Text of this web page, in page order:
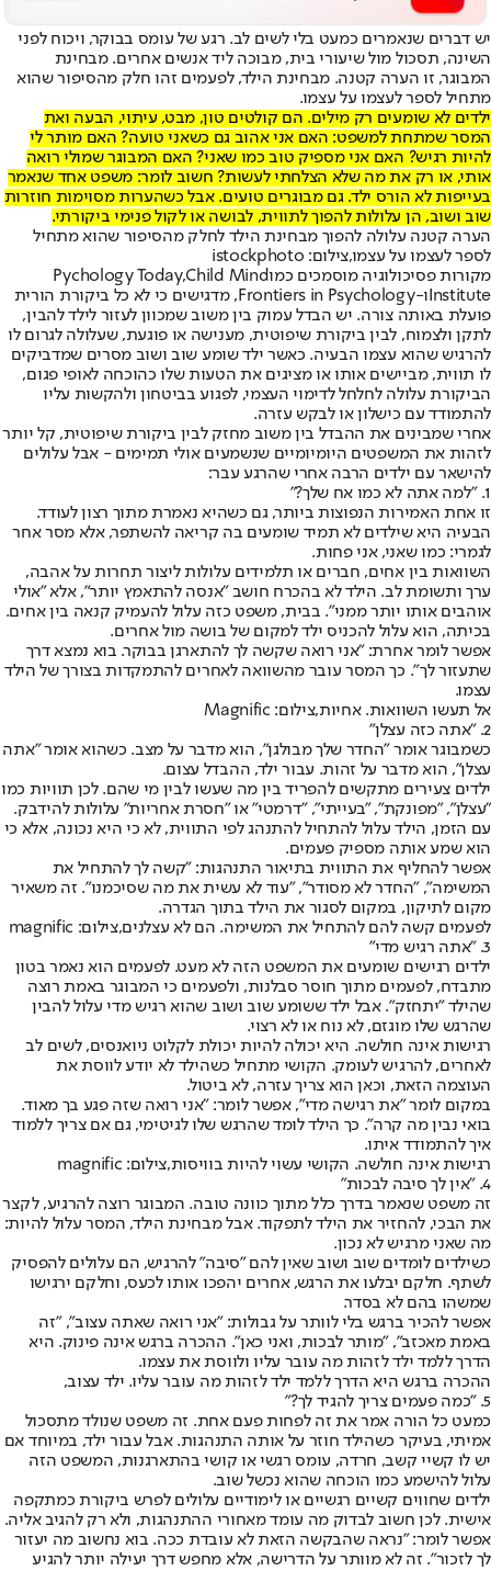
יש דברים שנאמרים כמעט בלי לשים לב. רגע של עומס בבוקר, ויכוח לפני
השינה, תסכול מול שיעורי בית, מבוכה ליד אנשים אחרים. מבחינת
המבוגר, זו הערה קטנה. מבחינת הילד, לפעמים זהו חלק מהסיפור שהוא
מתחיל לספר לעצמו על עצמו.
ילדים לא שומעים רק מילים. הם קולטים טון, מבט, עיתוי, הבעה ואת
המסר שמתחת למשפט: האם אני אהוב גם כשאני טועה? האם מותר לי
להיות רגיש? האם אני מספיק טוב כמו שאני? האם המבוגר שמולי רואה
אותי, או רק את מה שלא הצלחתי לעשות? חשוב לומר: משפט אחד שנאמר
בעייפות לא הורס ילד. גם מבוגרים טועים. אבל כשהערות מסוימות חוזרות
שוב ושוב, הן עלולות להפוך לתווית, לבושה או לקול פנימי ביקורתי.
הערה קטנה עלולה להפוך מבחינת הילד לחלק מהסיפור שהוא מתחיל
לספר לעצמו על עצמו,צילום: istockphoto
מקורות פסיכולוגיה מוסמכים כמו
Pychology Today,Child Mind
Institute ו-Frontiers in Psychology , מדגישים כי לא כל ביקורת הורית
פועלת באותה צורה. יש הבדל עמוק בין משוב שמכוון לעזור לילד להבין,
לתקן ולצמוח, לבין ביקורת שיפוטית, מענישה או פוגעת, שעלולה לגרום לו
להרגיש שהוא עצמו הבעיה. כאשר ילד שומע שוב ושוב מסרים שמדביקים
לו תווית, מביישים אותו או מציגים את הטעות שלו כהוכחה לאופי פגום,
הביקורת עלולה לחלחל לדימוי העצמי, לפגוע בביטחון ולהקשות עליו
להתמודד עם כישלון או לבקש עזרה.
אחרי שמבינים את ההבדל בין משוב מחזק לבין ביקורת שיפוטית, קל יותר
לזהות את המשפטים היומיומיים שנשמעים אולי תמימים - אבל עלולים
להישאר עם ילדים הרבה אחרי שהרגע עבר:
1. "למה אתה לא כמו אח שלך?"
זו אחת האמירות הנפוצות ביותר, גם כשהיא נאמרת מתוך רצון לעודד.
הבעיה היא שילדים לא תמיד שומעים בה קריאה להשתפר, אלא מסר אחר
לגמרי: כמו שאני, אני פחות.
השוואות בין אחים, חברים או תלמידים עלולות ליצור תחרות על אהבה,
ערך ותשומת לב. הילד לא בהכרח חושב "אנסה להתאמץ יותר", אלא "אולי
אוהבים אותו יותר ממני". בבית, משפט כזה עלול להעמיק קנאה בין אחים.
בכיתה, הוא עלול להכניס ילד למקום של בושה מול אחרים.
אפשר לומר אחרת: "אני רואה שקשה לך להתארגן בבוקר. בוא נמצא דרך
שתעזור לך". כך המסר עובר מהשוואה לאחרים להתמקדות בצורך של הילד
עצמו.
אל תעשו השוואות. אחיות,צילום: Magnific
2. "אתה כזה עצלן"
כשמבוגר אומר "החדר שלך מבולגן", הוא מדבר על מצב. כשהוא אומר "אתה
עצלן", הוא מדבר על זהות. עבור ילד, ההבדל עצום.
ילדים צעירים מתקשים להפריד בין מה שעשו לבין מי שהם. לכן תוויות כמו
"עצלן", "מפונקת", "בעייתי", "דרמטי" או "חסרת אחריות" עלולות להידבק.
עם הזמן, הילד עלול להתחיל להתנהג לפי התווית, לא כי היא נכונה, אלא כי
הוא שמע אותה מספיק פעמים.
אפשר להחליף את התווית בתיאור התנהגות: "קשה לך להתחיל את
המשימה", "החדר לא מסודר", "עוד לא עשית את מה שסיכמנו". זה משאיר
מקום לתיקון, במקום לסגור את הילד בתוך הגדרה.
לפעמים קשה להם להתחיל את המשימה. הם לא עצלנים,צילום: magnific
3. "אתה רגיש מדי"
ילדים רגישים שומעים את המשפט הזה לא מעט. לפעמים הוא נאמר בטון
מתבדח, לפעמים מתוך חוסר סבלנות, ולפעמים כי המבוגר באמת רוצה
שהילד "יתחזק". אבל ילד ששומע שוב ושוב שהוא רגיש מדי עלול להבין
שהרגש שלו מוגזם, לא נוח או לא רצוי.
רגישות אינה חולשה. היא יכולה להיות יכולת לקלוט ניואנסים, לשים לב
לאחרים, להרגיש לעומק. הקושי מתחיל כשהילד לא יודע לווסת את
העוצמה הזאת, וכאן הוא צריך עזרה, לא ביטול.
במקום לומר "את רגישה מדי", אפשר לומר: "אני רואה שזה פגע בך מאוד.
בואי נבין מה קרה". כך הילד לומד שהרגש שלו לגיטימי, גם אם צריך ללמוד
איך להתמודד איתו.
רגישות אינה חולשה. הקושי עשוי להיות בוויסות,צילום: magnific
4. "אין לך סיבה לבכות"
זה משפט שנאמר בדרך כלל מתוך כוונה טובה. המבוגר רוצה להרגיע, לקצר
את הבכי, להחזיר את הילד לתפקוד. אבל מבחינת הילד, המסר עלול להיות:
מה שאני מרגיש לא נכון.
כשילדים לומדים שוב ושוב שאין להם "סיבה" להרגיש, הם עלולים להפסיק
לשתף. חלקם יבלעו את הרגש, אחרים יהפכו אותו לכעס, וחלקם ירגישו
שמשהו בהם לא בסדר.
אפשר להכיר ברגש בלי לוותר על גבולות: "אני רואה שאתה עצוב", "זה
באמת מאכזב", "מותר לבכות, ואני כאן". ההכרה ברגש אינה פינוק. היא
הדרך ללמד ילד לזהות מה עובר עליו ולווסת את עצמו.
ההכרה ברגש היא הדרך ללמד ילד לזהות מה עובר עליו. ילד עצוב,
5. "כמה פעמים צריך להגיד לך?"
כמעט כל הורה אמר את זה לפחות פעם אחת. זה משפט שנולד מתסכול
אמיתי, בעיקר כשהילד חוזר על אותה התנהגות. אבל עבור ילד, במיוחד אם
יש לו קשיי קשב, חרדה, עומס רגשי או קושי בהתארגנות, המשפט הזה
עלול להישמע כמו הוכחה שהוא נכשל שוב.
ילדים שחווים קשיים רגשיים או לימודיים עלולים לפרש ביקורת כמתקפה
אישית. לכן חשוב לבדוק מה עומד מאחורי ההתנהגות, ולא רק להגיב אליה.
אפשר לומר: "נראה שהבקשה הזאת לא עובדת ככה. בוא נחשוב מה יעזור
לך לזכור". זה לא מוותר על הדרישה, אלא מחפש דרך יעילה יותר להגיע